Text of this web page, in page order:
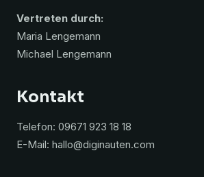
Vertreten durch:
Maria Lengemann
Michael Lengemann
Kontakt
Telefon: 09671 923 18 18
E-Mail: hallo@diginauten.com